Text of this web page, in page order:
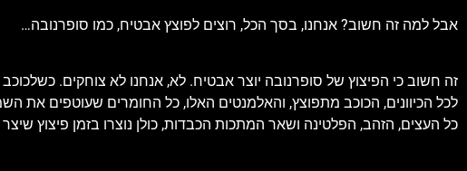
אבל למה זה חשוב? אנחנו, בסך הכל, רוצים לפוצץ אבטיח, כמו סופרנובה…
זה חשוב כי הפיצוץ של סופרנובה יוצר אבטיח. לא, אנחנו לא צוחקים.
לכל הכיוונים, הכוכב מתפוצץ, והאלמנטים האלו, כל החומרים שעוטפים את
כל העצים, הזהב, הפלטינה ושאר המתכות הכבדות, כולן נוצרו בזמן פיצוץ